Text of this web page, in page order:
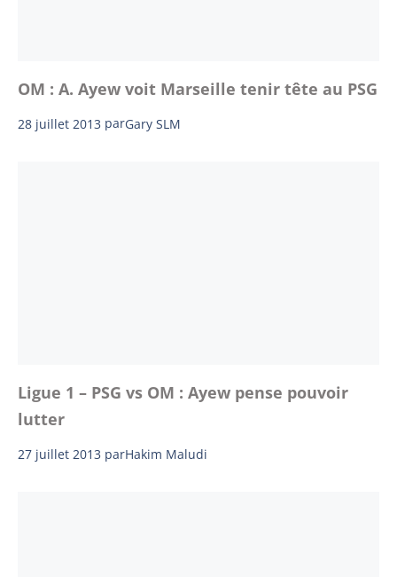
OM : A. Ayew voit Marseille tenir tête au PSG
28 juillet 2013 parGary SLM
Ligue 1 – PSG vs OM : Ayew pense pouvoir
lutter
27 juillet 2013 parHakim Maludi